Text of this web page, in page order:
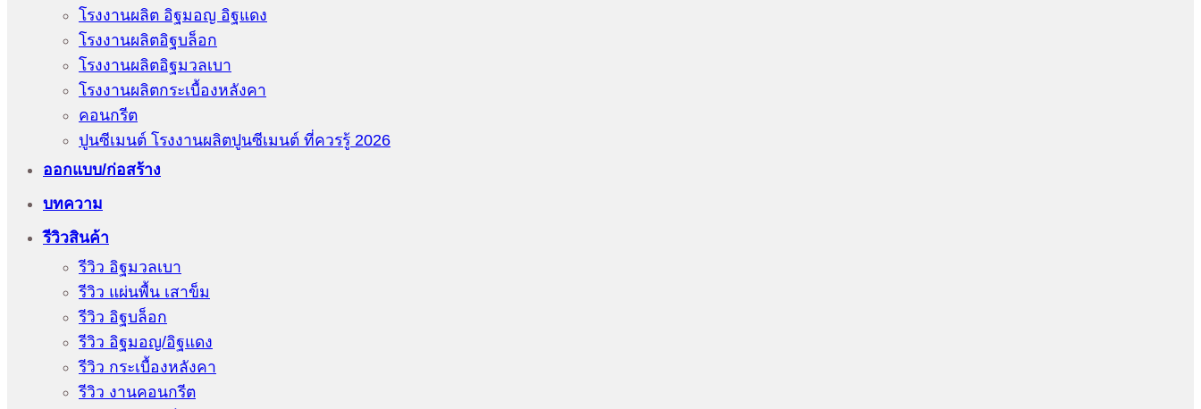
โรงงานผลิต อิฐมอญ อิฐแดง
โรงงานผลิตอิฐบล็อก
โรงงานผลิตอิฐมวลเบา
โรงงานผลิตกระเบื้องหลังคา
คอนกรีต
ปูนซีเมนต์ โรงงานผลิตปูนซีเมนต์ ที่ควรรู้ 2026
ออกแบบ/ก่อสร้าง
บทความ
รีวิวสินค้า
รีวิว อิฐมวลเบา
รีวิว แผ่นพื้น เสาข็ม
รีวิว อิฐบล็อก
รีวิว อิฐมอญ/อิฐแดง
รีวิว กระเบื้องหลังคา
รีวิว งานคอนกรีต